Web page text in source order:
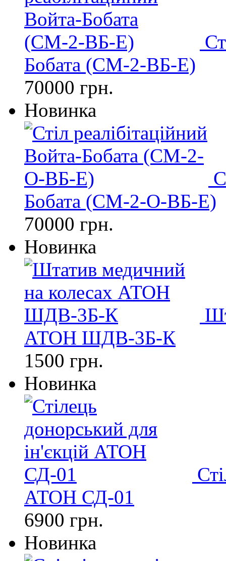
Бобата (СМ-2-ВБ-Е)
70000 грн.
Новинка
Бобата (СМ-2-О-ВБ-Е)
70000 грн.
Новинка
АТОН ШДВ-3Б-К
1500 грн.
Новинка
АТОН СД-01
6900 грн.
Новинка